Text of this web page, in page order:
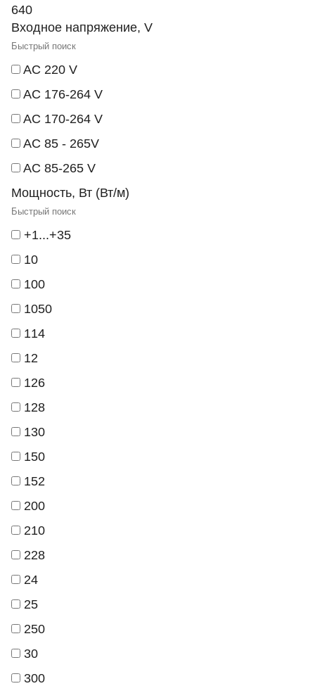
640
Входное напряжение, V
AC 220 V
AC 176-264 V
AC 170-264 V
AC 85 - 265V
AC 85-265 V
Мощность, Вт (Вт/м)
+1...+35
10
100
1050
114
12
126
128
130
150
152
200
210
228
24
25
250
30
300